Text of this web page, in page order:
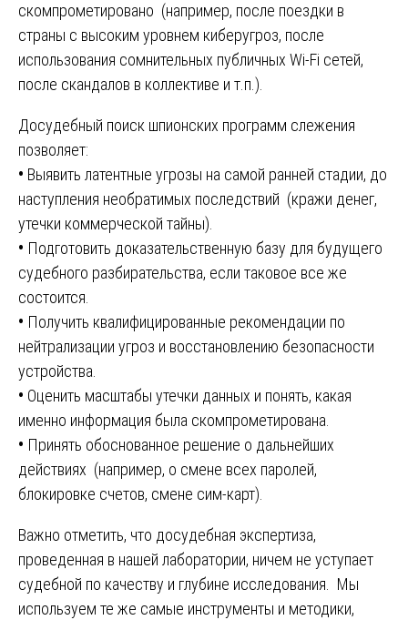
скомпрометировано (например, после поездки в
страны с высоким уровнем киберугроз, после
использования сомнительных публичных Wi-Fi сетей,
после скандалов в коллективе и т.п.).
Досудебный поиск шпионских программ слежения
позволяет:
• Выявить латентные угрозы на самой ранней стадии, до
наступления необратимых последствий (кражи денег,
утечки коммерческой тайны).
• Подготовить доказательственную базу для будущего
судебного разбирательства, если таковое все же
состоится.
• Получить квалифицированные рекомендации по
нейтрализации угроз и восстановлению безопасности
устройства.
• Оценить масштабы утечки данных и понять, какая
именно информация была скомпрометирована.
• Принять обоснованное решение о дальнейших
действиях (например, о смене всех паролей,
блокировке счетов, смене сим-карт).
Важно отметить, что досудебная экспертиза,
проведенная в нашей лаборатории, ничем не уступает
судебной по качеству и глубине исследования. Мы
используем те же самые инструменты и методики,